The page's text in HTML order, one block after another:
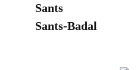
Sants
Sants-Badal